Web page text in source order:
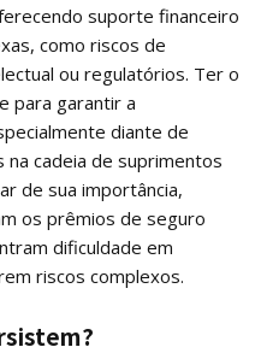
suporte financeiro
como riscos de
ou regulatórios. Ter o
para garantir a
diante de
cadeia de suprimentos
de sua importância,
os prêmios de seguro
dificuldade em
riscos complexos.